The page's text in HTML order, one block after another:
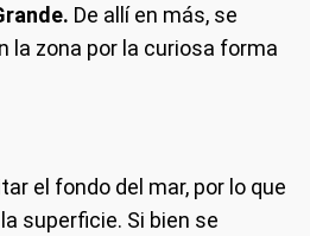
De allí en más, se
la zona por la curiosa forma
el fondo del mar, por lo que
superficie. Si bien se